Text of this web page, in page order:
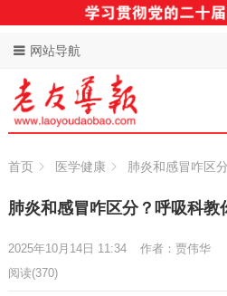
网站导航
首页 医学健康 肺炎和感冒咋区
肺炎和感冒咋区分？呼吸科教
作者：贾伟华
2025年10月14日 11:34
阅读(370)